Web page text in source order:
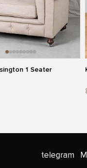
1 Seater
telegram